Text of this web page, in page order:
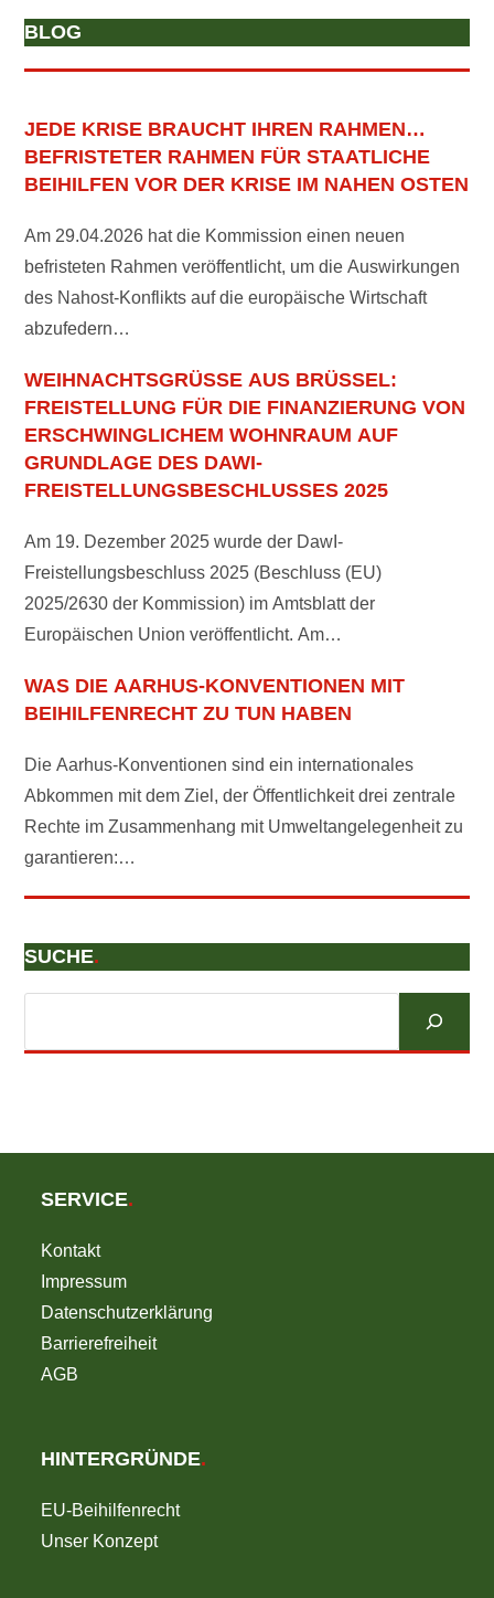
BLOG
JEDE KRISE BRAUCHT IHREN RAHMEN…
BEFRISTETER RAHMEN FÜR STAATLICHE
BEIHILFEN VOR DER KRISE IM NAHEN OSTEN
Am 29.04.2026 hat die Kommission einen neuen
befristeten Rahmen veröffentlicht, um die Auswirkungen
des Nahost-Konflikts auf die europäische Wirtschaft
abzufedern…
WEIHNACHTSGRÜSSE AUS BRÜSSEL: F
REISTELLUNG FÜR DIE FINANZIERUNG VON E
RSCHWINGLICHEM WOHNRAUM AUF G
RUNDLAGE DES DAWI-F
REISTELLUNGSBESCHLUSSES 2025
Am 19. Dezember 2025 wurde der DawI-
Freistellungsbeschluss 2025 (Beschluss (EU)
2025/2630 der Kommission) im Amtsblatt der
Europäischen Union veröffentlicht. Am…
WAS DIE AARHUS-KONVENTIONEN MIT
BEIHILFENRECHT ZU TUN HABEN
Die Aarhus-Konventionen sind ein internationales
Abkommen mit dem Ziel, der Öffentlichkeit drei zentrale
Rechte im Zusammenhang mit Umweltangelegenheit zu
garantieren:…
SUCHE.
SERVICE.
Kontakt
Impressum
Datenschutzerklärung
Barrierefreiheit
AGB
HINTERGRÜNDE.
EU-Beihilfenrecht
Unser Konzept